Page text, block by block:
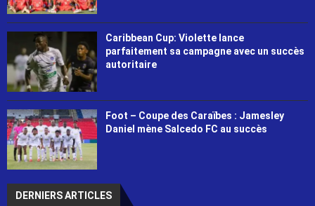
Caribbean Cup: Violette lance
parfaitement sa campagne avec un succès
autoritaire
Foot – Coupe des Caraïbes : Jamesley
Daniel mène Salcedo FC au succès
DERNIERS ARTICLES